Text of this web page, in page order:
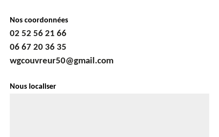
Nos coordonnées
02 52 56 21 66
06 67 20 36 35
wgcouvreur50@gmail.com
Nous localiser